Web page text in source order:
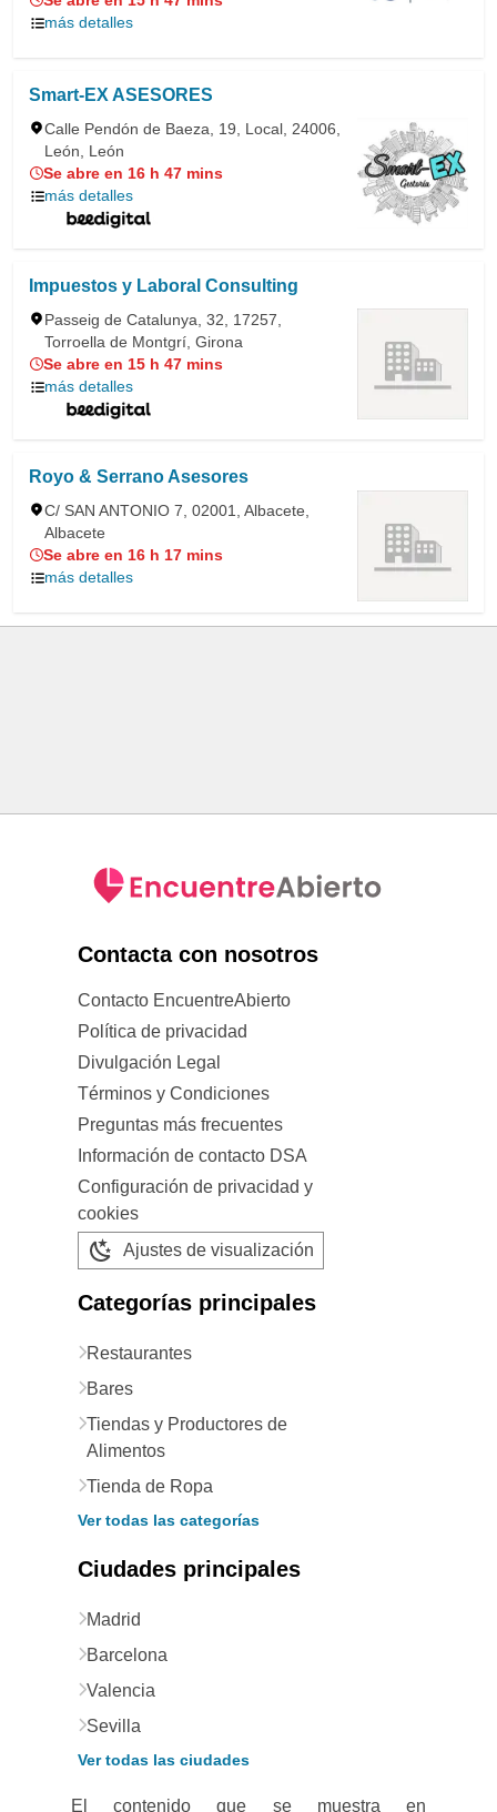
más detalles
Smart-EX ASESORES
Calle Pendón de Baeza, 19, Local, 24006,
León, León
Se abre en 16 h 47 mins
más detalles
Impuestos y Laboral Consulting
Passeig de Catalunya, 32, 17257,
Torroella de Montgrí, Girona
Se abre en 15 h 47 mins
más detalles
Royo & Serrano Asesores
C/ SAN ANTONIO 7, 02001, Albacete,
Albacete
Se abre en 16 h 17 mins
más detalles
Contacta con nosotros
Contacto EncuentreAbierto
Política de privacidad
Divulgación Legal
Términos y Condiciones
Preguntas más frecuentes
Información de contacto DSA
Configuración de privacidad y
cookies
Ajustes de visualización
Categorías principales
Restaurantes
Bares
Tiendas y Productores de
Alimentos
Tienda de Ropa
Ver todas las categorías
Ciudades principales
Madrid
Barcelona
Valencia
Sevilla
Ver todas las ciudades
El contenido que se muestra en